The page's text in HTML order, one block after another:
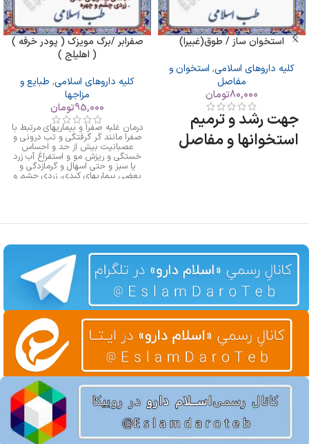
استخوان ساز / طوق(غبیرا)
کلیه داروهای اسلامی, استخوان و
مفاصل
80,000تومان
جهت رشد و ترمیم
استخوانها و مفاصل
صفرابر /برگ مویزک ( پودر خرفه )
( اهلیلج )
کلیه داروهای اسلامی, طبایع و
مزاجها
95,000تومان
درمان غلبه صفرا و بیماریهای مرتبط با
صفرا مانند گر گرفتگی و تب درونی و
عصبانیت بیش از حد و احساس
خستگی و ریزش مو و استفراغ آب زرد
یا سبز و حتی اسهال و گرمازدگی و
بعضی بیماریهای کبدی، زردی چشم و